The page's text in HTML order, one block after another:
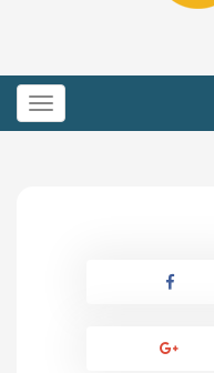
Toggle